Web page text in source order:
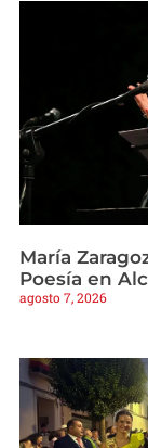
María
Poesía en
agosto 7, 2026